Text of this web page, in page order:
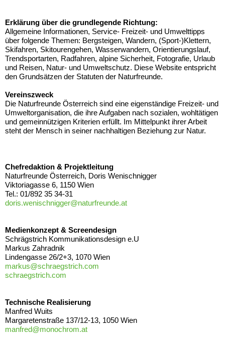
Erklärung über die grundlegende Richtung:
Allgemeine Informationen, Service- Freizeit- und Umwelttipps
über folgende Themen: Bergsteigen, Wandern, (Sport-)Klettern,
Skifahren, Skitourengehen, Wasserwandern, Orientierungslauf,
Trendsportarten, Radfahren, alpine Sicherheit, Fotografie, Urlaub
und Reisen, Natur- und Umweltschutz. Diese Website entspricht
den Grundsätzen der Statuten der Naturfreunde.
Vereinszweck
Die Naturfreunde Österreich sind eine eigenständige Freizeit- und
Umweltorganisation, die ihre Aufgaben nach sozialen, wohltätigen
und gemeinnützigen Kriterien erfüllt. Im Mittelpunkt ihrer Arbeit
steht der Mensch in seiner nachhaltigen Beziehung zur Natur.
Chefredaktion & Projektleitung
Naturfreunde Österreich, Doris Wenischnigger
Viktoriagasse 6, 1150 Wien
Tel.: 01/892 35 34-31
doris.wenischnigger@naturfreunde.at
Medienkonzept & Screendesign
Schrägstrich Kommunikationsdesign e.U
Markus Zahradnik
Lindengasse 26/2+3, 1070 Wien
markus@schraegstrich.com
schraegstrich.com
Technische Realisierung
Manfred Wuits
Margaretenstraße 137/12-13, 1050 Wien
manfred@monochrom.at